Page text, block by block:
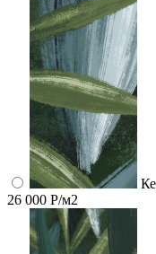
26 000 Р/м2